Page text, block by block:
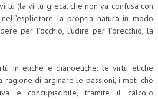
(la virtù greca, che non va confusa con
la propria natura in modo
per l’occhio, l’udire per l’orecchio, la
in etiche e dianoetiche: le virtù etiche
di arginare le passioni, i moti che
e concupiscibile, tramite il calcolo